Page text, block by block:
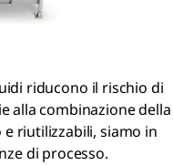
riducono il rischio di
alla combinazione della
riutilizzabili, siamo in
di processo.